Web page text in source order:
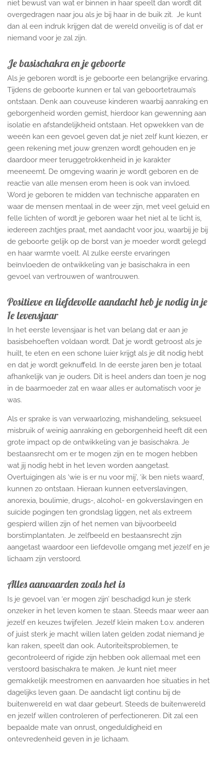
niet bewust van wat er binnen in haar speelt dan wordt dit
overgedragen naar jou als je bij haar in de buik zit. Je kunt
dan al een indruk krijgen dat de wereld onveilig is of dat er
niemand voor je zal zijn.
Je basischakra en je geboorte
Als je geboren wordt is je geboorte een belangrijke ervaring.
Tijdens de geboorte kunnen er tal van geboortetrauma’s
ontstaan. Denk aan couveuse kinderen waarbij aanraking en
geborgenheid worden gemist, hierdoor kan gewenning aan
isolatie en afstandelijkheid ontstaan. Het opwekken van de
weeën kan een gevoel geven dat je niet zelf kunt kiezen, er
geen rekening met jouw grenzen wordt gehouden en je
daardoor meer teruggetrokkenheid in je karakter
meeneemt. De omgeving waarin je wordt geboren en de
reactie van alle mensen erom heen is ook van invloed.
Word je geboren te midden van technische apparaten en
waar de mensen mentaal in de weer zijn, met veel geluid en
felle lichten of wordt je geboren waar het niet al te licht is,
iedereen zachtjes praat, met aandacht voor jou, waarbij je bij
de geboorte gelijk op de borst van je moeder wordt gelegd
en haar warmte voelt. Al zulke eerste ervaringen
beïnvloeden de ontwikkeling van je basischakra in een
gevoel van vertrouwen of wantrouwen.
Positieve en liefdevolle aandacht heb je nodig in je
1e levensjaar
In het eerste levensjaar is het van belang dat er aan je
basisbehoeften voldaan wordt. Dat je wordt getroost als je
huilt, te eten en een schone luier krijgt als je dit nodig hebt
en dat je wordt geknuffeld. In de eerste jaren ben je totaal
afhankelijk van je ouders. Dit is heel anders dan toen je nog
in de baarmoeder zat en waar alles er automatisch voor je
was.
Als er sprake is van verwaarlozing, mishandeling, seksueel
misbruik of weinig aanraking en geborgenheid heeft dit een
grote impact op de ontwikkeling van je basischakra. Je
bestaansrecht om er te mogen zijn en te mogen hebben
wat jij nodig hebt in het leven worden aangetast.
Overtuigingen als ‘wie is er nu voor mij’, ‘ik ben niets waard’,
kunnen zo ontstaan. Hieraan kunnen eetverslavingen,
anorexia, boulimie, drugs-, alcohol- en gokverslavingen en
suïcide pogingen ten grondslag liggen, net als extreem
gespierd willen zijn of het nemen van bijvoorbeeld
borstimplantaten. Je zelfbeeld en bestaansrecht zijn
aangetast waardoor een liefdevolle omgang met jezelf en je
lichaam zijn verstoord.
Alles aanvaarden zoals het is
Is je gevoel van ‘er mogen zijn’ beschadigd kun je sterk
onzeker in het leven komen te staan. Steeds maar weer aan
jezelf en keuzes twijfelen. Jezelf klein maken t.o.v. anderen
of juist sterk je macht willen laten gelden zodat niemand je
kan raken, speelt dan ook. Autoriteitsproblemen, te
gecontroleerd of rigide zijn hebben ook allemaal met een
verstoord basischakra te maken. Je kunt niet meer
gemakkelijk meestromen en aanvaarden hoe situaties in het
dagelijks leven gaan. De aandacht ligt continu bij de
buitenwereld en wat daar gebeurt. Steeds de buitenwereld
en jezelf willen controleren of perfectioneren. Dit zal een
bepaalde mate van onrust, ongeduldigheid en
ontevredenheid geven in je lichaam.